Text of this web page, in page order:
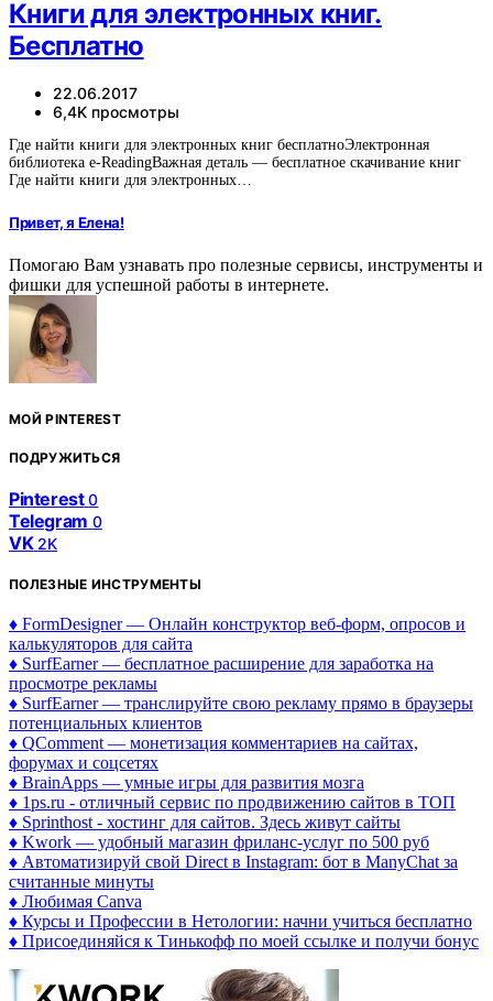
Книги для электронных книг.
Бесплатно
22.06.2017
6,4K просмотры
Где найти книги для электронных книг бесплатноЭлектронная
библиотека e-ReadingВажная деталь — бесплатное скачивание книг
Где найти книги для электронных…
Привет, я Елена!
Помогаю Вам узнавать про полезные сервисы, инструменты и
фишки для успешной работы в интернете.
МОЙ PINTEREST
ПОДРУЖИТЬСЯ
Pinterest 0
Telegram 0
VK 2K
ПОЛЕЗНЫЕ ИНСТРУМЕНТЫ
♦ FormDesigner — Онлайн конструктор веб-форм, опросов и
калькуляторов для сайта
♦ SurfEarner — бесплатное расширение для заработка на
просмотре рекламы
♦ SurfEarner — транслируйте свою рекламу прямо в браузеры
потенциальных клиентов
♦ QComment — монетизация комментариев на сайтах,
форумах и соцсетях
♦ BrainApps — умные игры для развития мозга
♦ 1ps.ru - отличный сервис по продвижению сайтов в ТОП
♦ Sprinthost - хостинг для сайтов. Здесь живут сайты
♦ Kwork — удобный магазин фриланс-услуг по 500 руб
♦ Автоматизируй свой Direct в Instagram: бот в ManyChat за
считанные минуты
♦ Любимая Canva
♦ Курсы и Профессии в Нетологии: начни учиться бесплатно
♦ Присоединяйся к Тинькофф по моей ссылке и получи бонус